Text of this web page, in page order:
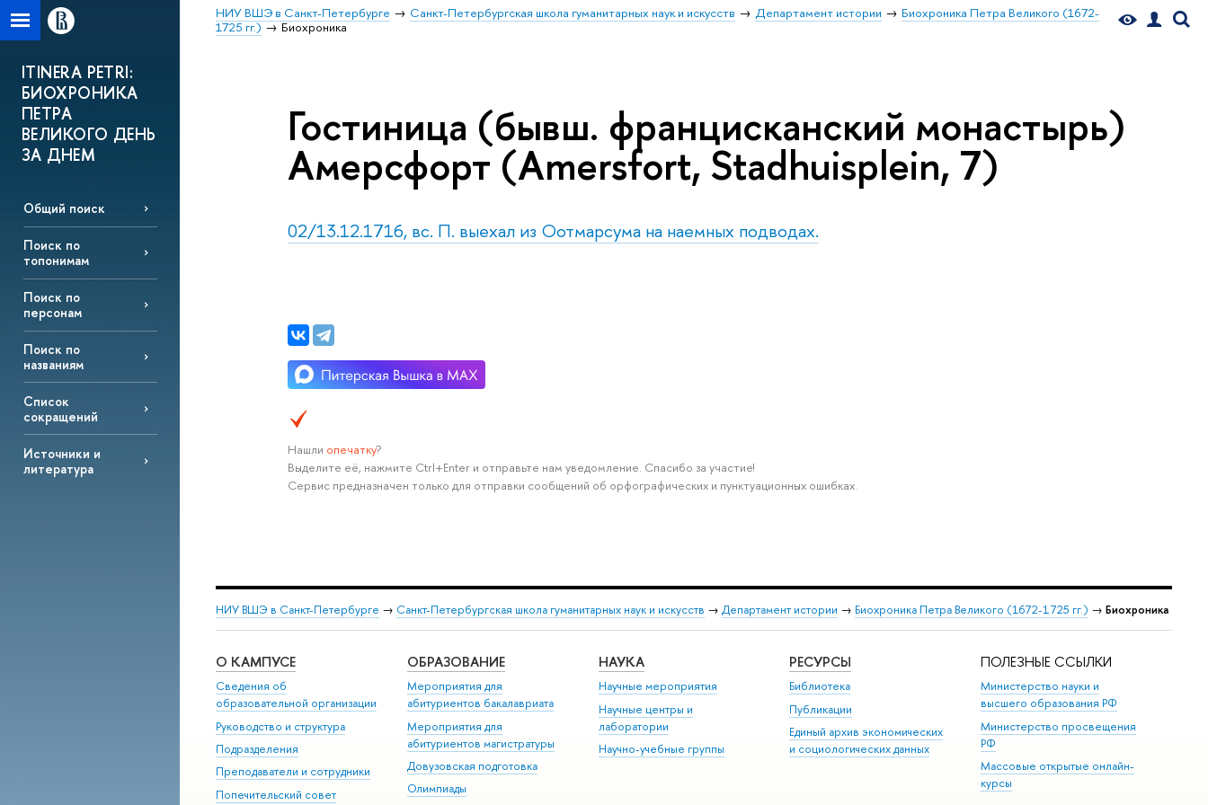
НИУ ВШЭ в Санкт-Петербурге Санкт-Петербургская школа гуманитарных наук и искусств Департамент истории
Биохроника Петра Великого (1672-
1725 гг.)
Биохроника
ITINERA PETRI:
БИОХРОНИКА
ПЕТРА
ВЕЛИКОГО ДЕНЬ
ЗА ДНЕМ
Общий поиск
Поиск по
топонимам
Поиск по
персонам
Поиск по
названиям
Список
сокращений
Источники и
литература
Гостиница (бывш. францисканский монастырь)
Амерсфорт (Amersfort, Stadhuisplein, 7)
02/13.12.1716, вс. П. выехал из Оотмарсума на наемных подводах.
Нашли опечатку?
Выделите её, нажмите Ctrl+Enter и отправьте нам уведомление. Спасибо за участие!
Сервис предназначен только для отправки сообщений об орфографических и пунктуационных ошибках.
НИУ ВШЭ в Санкт-Петербурге → Санкт-Петербургская школа гуманитарных наук и искусств → Департамент истории → Биохроника Петра Великого (1672-1725 гг.) → Биохроника
О КАМПУСЕ
Сведения об
образовательной организации
Руководство и структура
Подразделения
Преподаватели и сотрудники
Попечительский совет
ОБРАЗОВАНИЕ
Мероприятия для
абитуриентов бакалавриата
Мероприятия для
абитуриентов магистратуры
Довузовская подготовка
Олимпиады
НАУКА
Научные мероприятия
Научные центры и
лаборатории
Научно-учебные группы
РЕСУРСЫ
Библиотека
Публикации
Единый архив экономических
и социологических данных
ПОЛЕЗНЫЕ ССЫЛКИ
Министерство науки и
высшего образования РФ
Министерство просвещения
РФ
Массовые открытые онлайн-
курсы